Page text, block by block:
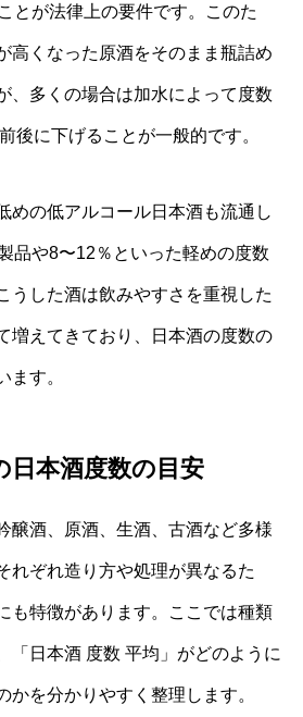
とが法律上の要件です。このた
高くなった原酒をそのまま瓶詰め
、多くの場合は加水によって度数
後に下げることが一般的です。
めの低アルコール日本酒も流通し
品や8〜12％といった軽めの度数
うした酒は飲みやすさを重視した
増えてきており、日本酒の度数の
ます。
日本酒度数の目安
醸酒、原酒、生酒、古酒など多様
れぞれ造り方や処理が異なるた
も特徴があります。ここでは種類
「日本酒 度数 平均」がどのように
かを分かりやすく整理します。